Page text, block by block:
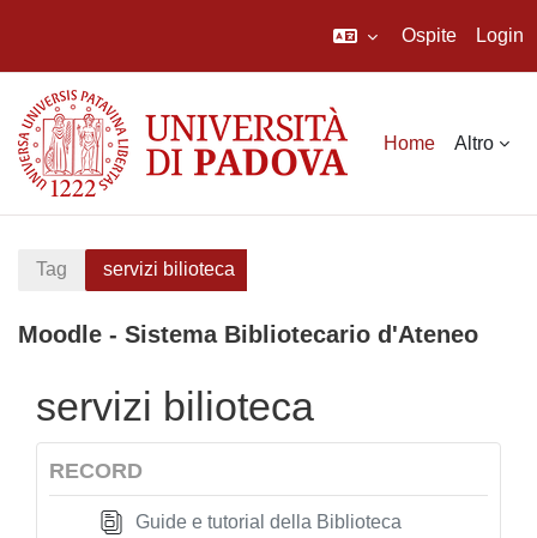
Ospite Login
Home Altro
Tag servizi bilioteca
Moodle - Sistema Bibliotecario d'Ateneo
servizi bilioteca
RECORD
Guide e tutorial della Biblioteca